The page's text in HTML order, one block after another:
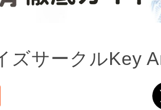
ズサークルKey